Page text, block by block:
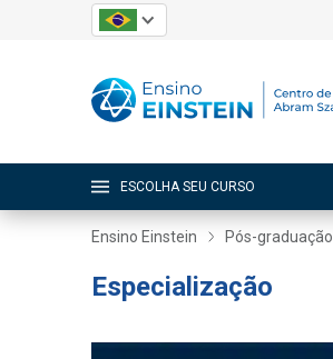
ESCOLHA SEU CURSO
Ensino Einstein Pós-graduação
Especialização